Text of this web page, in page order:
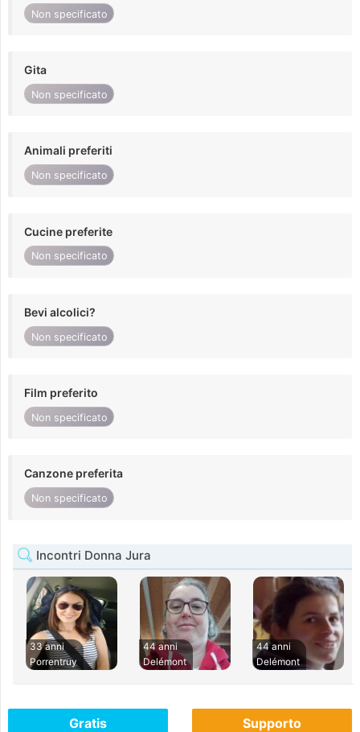
Non specificato
Gita
Non specificato
Animali preferiti
Non specificato
Cucine preferite
Non specificato
Bevi alcolici?
Non specificato
Film preferito
Non specificato
Canzone preferita
Non specificato
Incontri Donna Jura
33 anni
Porrentruy
44 anni
Delémont
44 anni
Delémont
Gratis Supporto